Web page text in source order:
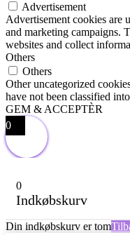
Advertisement
Advertisement cookies are
and marketing campaigns.
websites and collect
Others
Others
Other uncategorized
have not been classified
GEM & ACCEPTÈR
0
0
Indkøbskurv
Din indkøbskurv er tom